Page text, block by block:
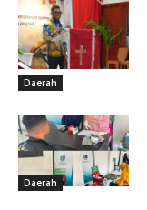
Daerah
Daerah